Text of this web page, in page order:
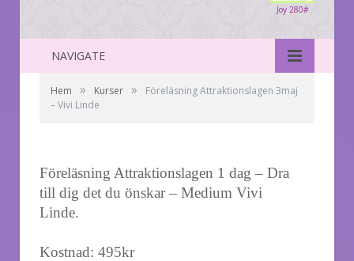
Joy 280#
NAVIGATE
Hem » Kurser »
Föreläsning Attraktionslagen 3maj
– Vivi Linde
Föreläsning Attraktionslagen 1 dag – Dra
till dig det du önskar – Medium Vivi
Linde.
Kostnad: 495kr